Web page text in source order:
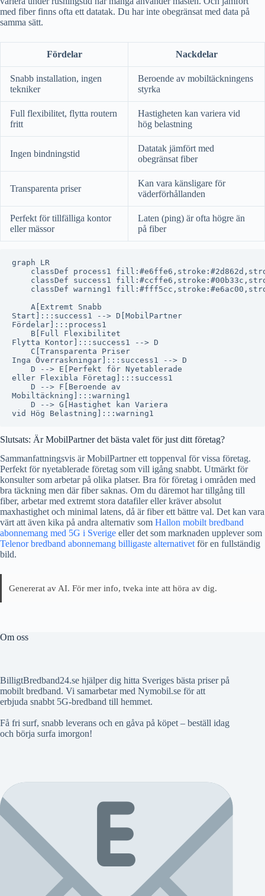
med fiber finns ofta ett datatak. Du har inte obegränsat med data på
samma sätt.
Fördelar Nackdelar
Snabb installation, ingen
tekniker
Beroende av mobiltäckningens
styrka
Full flexibilitet, flytta routern
fritt
Hastigheten kan variera vid
hög belastning
Ingen bindningstid
Datatak jämfört med
obegränsat fiber
Transparenta priser
Kan vara känsligare för
väderförhållanden
Perfekt för tillfälliga kontor
eller mässor
Laten (ping) är ofta högre än
på fiber
graph LR
classDef process1
classDef success1
classDef warning1
    A[Extremt Snabb
Start]:::success1 --> D[MobilPartner
Fördelar]:::process1
    B[Full Flexibilitet
Flytta Kontor]:::success1 --> D
    C[Transparenta Priser
Inga Överraskningar]:::success1 --> D
    D --> E[Perfekt för Nyetablerade
eller Flexibla Företag]:::success1
    D --> F[Beroende av
Mobiltäckning]:::warning1
    D --> G[Hastighet kan Variera
Slutsats: Är MobilPartner det bästa valet för just ditt företag?
Sammanfattningsvis är MobilPartner ett toppenval för vissa företag.
Perfekt för nyetablerade företag som vill igång snabbt. Utmärkt för
konsulter som arbetar på olika platser. Bra för företag i områden med
bra täckning men där fiber saknas. Om du däremot har tillgång till
fiber, arbetar med extremt stora datafiler eller kräver absolut
maxhastighet och minimal latens, då är fiber ett bättre val. Det kan vara
värt att även kika på andra alternativ som Hallon mobilt bredband
abonnemang med 5G i Sverige eller det som marknaden upplever som
Telenor bredband abonnemang billigaste alternativet för en fullständig
bild.
Genererat av AI. För mer info, tveka inte att höra av dig.
Om oss
BilligtBredband24.se hjälper dig hitta Sveriges bästa priser på
mobilt bredband. Vi samarbetar med Nymobil.se för att
erbjuda snabbt 5G-bredband till hemmet.
Få fri surf, snabb leverans och en gåva på köpet – beställ idag
och börja surfa imorgon!